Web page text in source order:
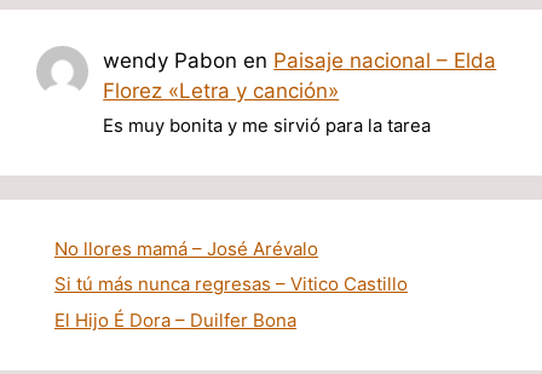
wendy Pabon en Paisaje nacional – Elda
Florez «Letra y canción»
Es muy bonita y me sirvió para la tarea
No llores mamá – José Arévalo
Si tú más nunca regresas – Vitico Castillo
El Hijo É Dora – Duilfer Bona